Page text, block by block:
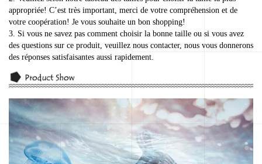
appropriée! C’est très important, merci de votre compréhension et de
votre coopération! Je vous souhaite un bon shopping!
3. Si vous ne savez pas comment choisir la bonne taille ou si vous avez
des questions sur ce produit, veuillez nous contacter, nous vous donnerons
des réponses satisfaisantes aussi rapidement.